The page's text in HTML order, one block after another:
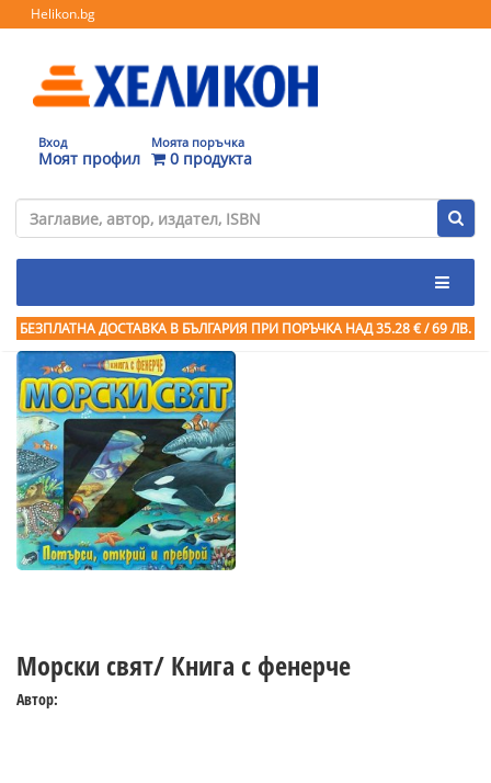
Helikon.bg
Вход
Моят профил
Моята поръчка
0 продукта
БЕЗПЛАТНА ДОСТАВКА В БЪЛГАРИЯ ПРИ ПОРЪЧКА НАД 35.28 € / 69 ЛВ.
Морски свят/ Книга с фенерче
Автор: